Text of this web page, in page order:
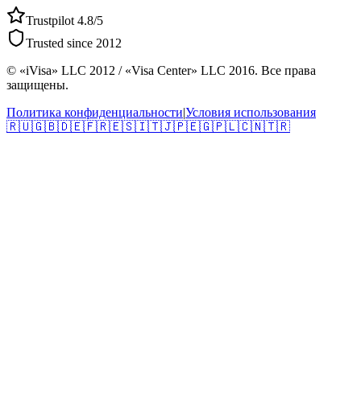
Trustpilot 4.8/5
Trusted since 2012
© «iVisa» LLC 2012 / «Visa Center» LLC 2016. Все права
защищены.
Политика конфиденциальности|Условия использования
🇷🇺🇬🇧🇩🇪🇫🇷🇪🇸🇮🇹🇯🇵🇪🇬🇵🇱🇨🇳🇹🇷